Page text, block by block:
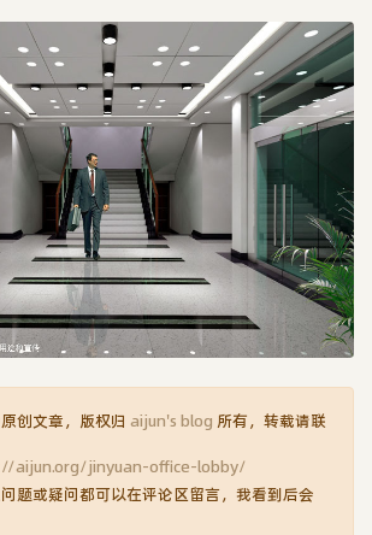
创文章，版权归 aijun's blog 所有，转载请联
aijun.org/jinyuan-office-lobby/
题或疑问都可以在评论区留言，我看到后会